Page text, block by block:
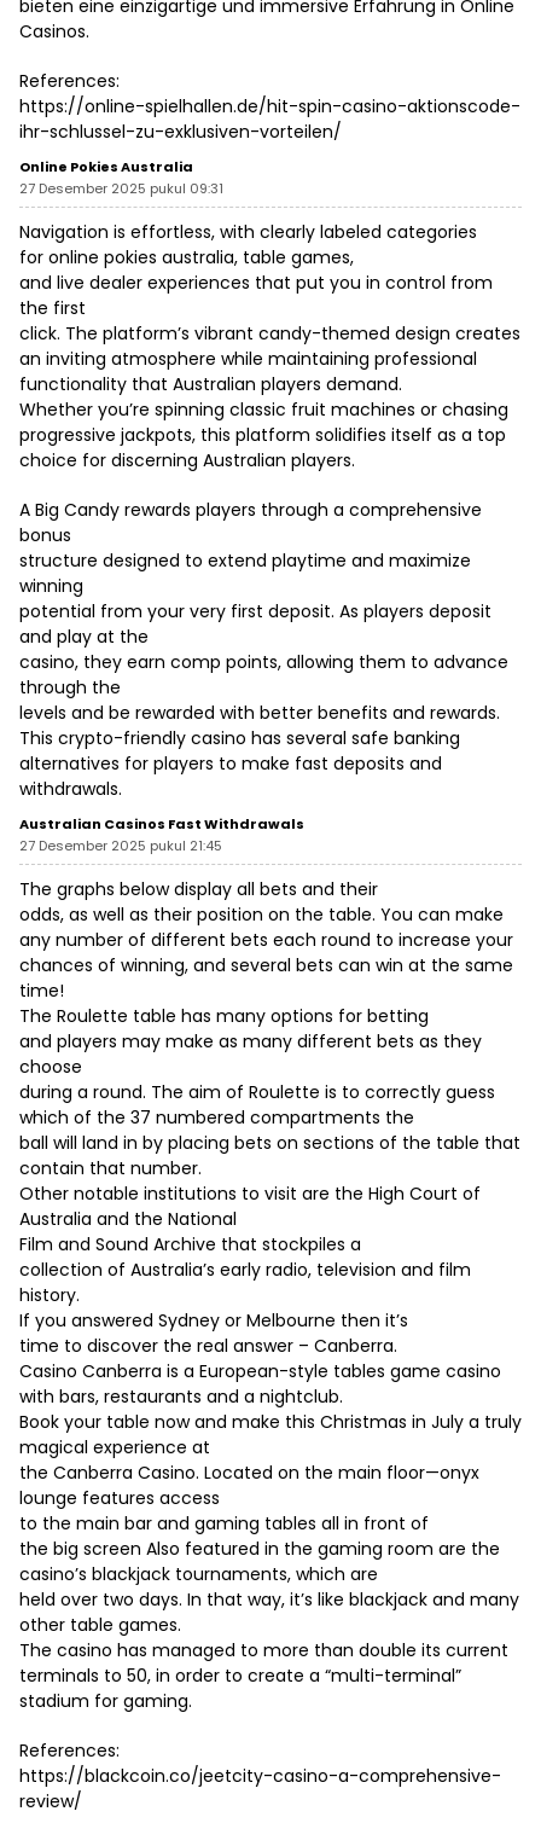
bieten eine einzigartige und immersive Erfahrung in Online
Casinos.
References:
https://online-spielhallen.de/hit-spin-casino-aktionscode-
ihr-schlussel-zu-exklusiven-vorteilen/
Online Pokies Australia
27 Desember 2025 pukul 09:31
Navigation is effortless, with clearly labeled categories
for online pokies australia, table games,
and live dealer experiences that put you in control from
the first
click. The platform’s vibrant candy-themed design creates
an inviting atmosphere while maintaining professional
functionality that Australian players demand.
Whether you’re spinning classic fruit machines or chasing
progressive jackpots, this platform solidifies itself as a top
choice for discerning Australian players.
A Big Candy rewards players through a comprehensive
bonus
structure designed to extend playtime and maximize
winning
potential from your very first deposit. As players deposit
and play at the
casino, they earn comp points, allowing them to advance
through the
levels and be rewarded with better benefits and rewards.
This crypto-friendly casino has several safe banking
alternatives for players to make fast deposits and
withdrawals.
Australian Casinos Fast Withdrawals
27 Desember 2025 pukul 21:45
The graphs below display all bets and their
odds, as well as their position on the table. You can make
any number of different bets each round to increase your
chances of winning, and several bets can win at the same
time!
The Roulette table has many options for betting
and players may make as many different bets as they
choose
during a round. The aim of Roulette is to correctly guess
which of the 37 numbered compartments the
ball will land in by placing bets on sections of the table that
contain that number.
Other notable institutions to visit are the High Court of
Australia and the National
Film and Sound Archive that stockpiles a
collection of Australia’s early radio, television and film
history.
If you answered Sydney or Melbourne then it’s
time to discover the real answer – Canberra.
Casino Canberra is a European-style tables game casino
with bars, restaurants and a nightclub.
Book your table now and make this Christmas in July a truly
magical experience at
the Canberra Casino. Located on the main floor—onyx
lounge features access
to the main bar and gaming tables all in front of
the big screen Also featured in the gaming room are the
casino’s blackjack tournaments, which are
held over two days. In that way, it’s like blackjack and many
other table games.
The casino has managed to more than double its current
terminals to 50, in order to create a “multi-terminal”
stadium for gaming.
References:
https://blackcoin.co/jeetcity-casino-a-comprehensive-
review/